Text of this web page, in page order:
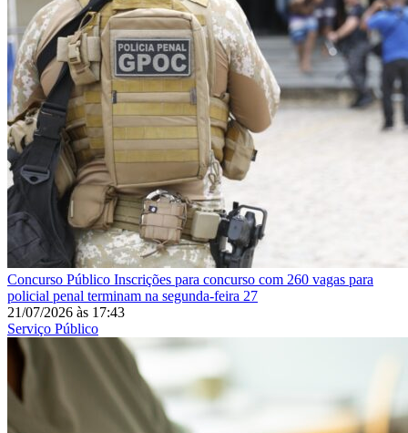
Concurso Público Inscrições para concurso com 260 vagas para
policial penal terminam na segunda-feira 27
21/07/2026 às 17:43
Serviço Público